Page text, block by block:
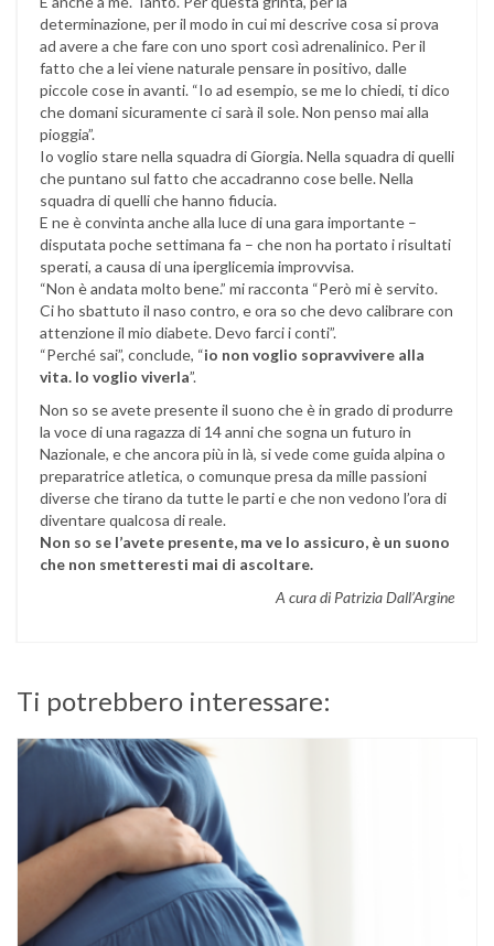
determinazione, per il modo in cui mi descrive cosa si prova
ad avere a che fare con uno sport così adrenalinico. Per il
fatto che a lei viene naturale pensare in positivo, dalle
piccole cose in avanti. “Io ad esempio, se me lo chiedi, ti dico
che domani sicuramente ci sarà il sole. Non penso mai alla
pioggia”.
Io voglio stare nella squadra di Giorgia. Nella squadra di quelli
che puntano sul fatto che accadranno cose belle. Nella
squadra di quelli che hanno fiducia.
E ne è convinta anche alla luce di una gara importante –
disputata poche settimana fa – che non ha portato i risultati
sperati, a causa di una iperglicemia improvvisa.
“Non è andata molto bene.” mi racconta “Però mi è servito.
Ci ho sbattuto il naso contro, e ora so che devo calibrare con
attenzione il mio diabete. Devo farci i conti”.
“Perché sai”, conclude, “io non voglio sopravvivere alla
vita. Io voglio viverla”.
Non so se avete presente il suono che è in grado di produrre
la voce di una ragazza di 14 anni che sogna un futuro in
Nazionale, e che ancora più in là, si vede come guida alpina o
preparatrice atletica, o comunque presa da mille passioni
diverse che tirano da tutte le parti e che non vedono l’ora di
diventare qualcosa di reale.
Non so se l’avete presente, ma ve lo assicuro, è un suono
che non smetteresti mai di ascoltare.
A cura di Patrizia Dall’Argine
Ti potrebbero interessare: